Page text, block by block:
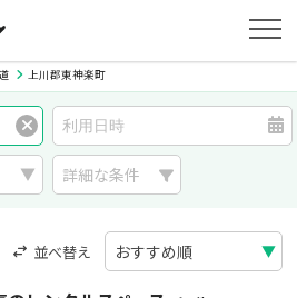
上川郡東神楽町
詳細な条件
並べ替え